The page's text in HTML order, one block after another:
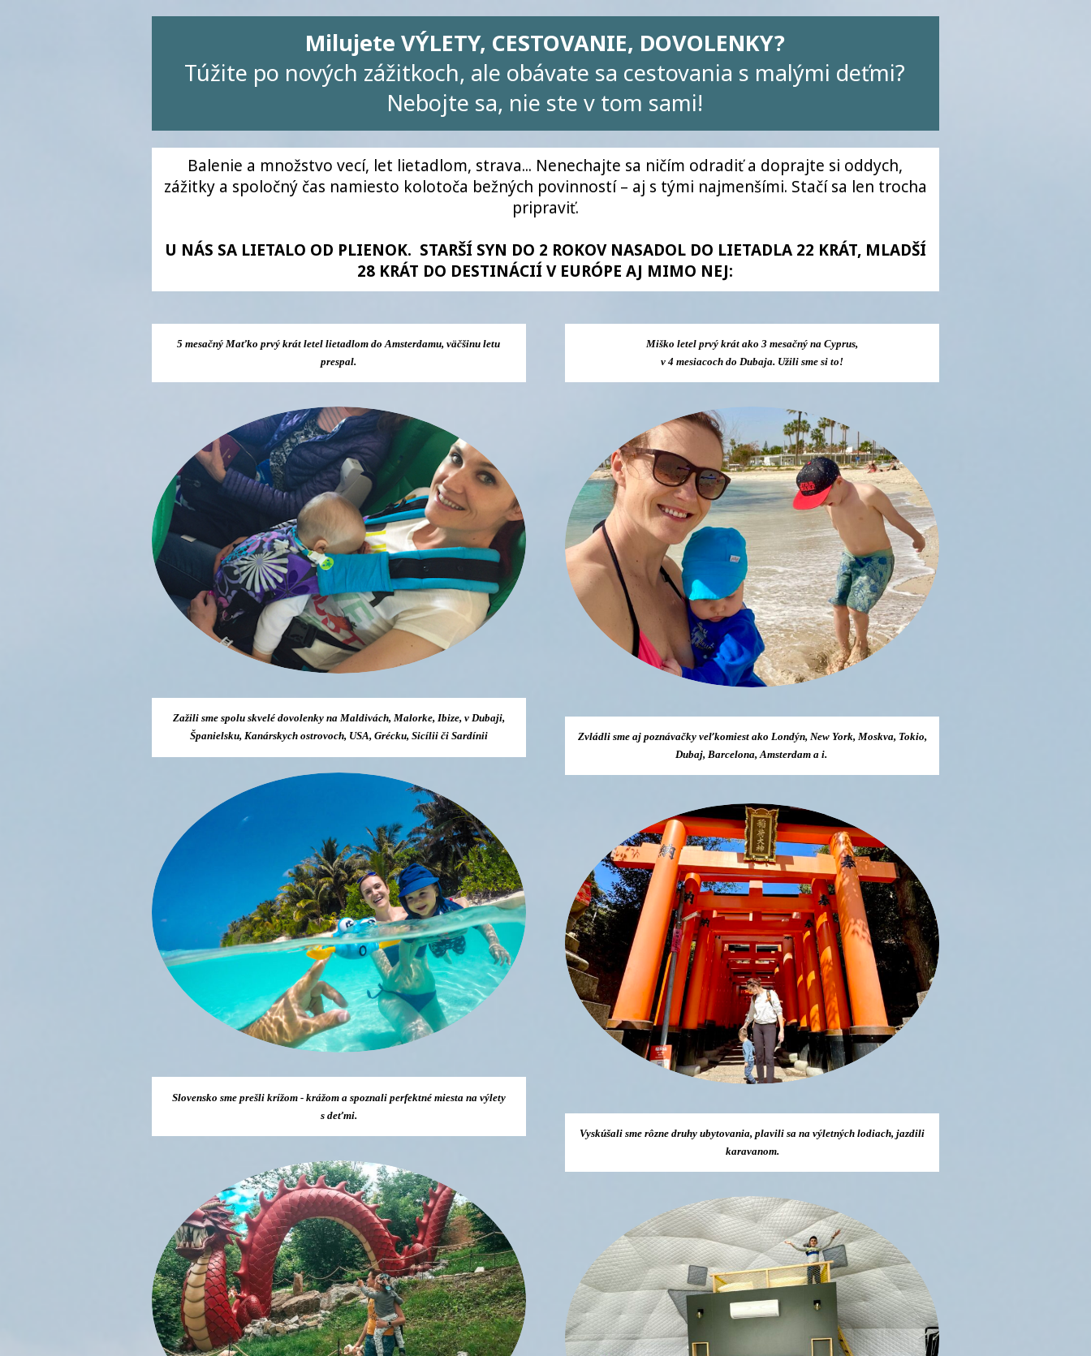
Milujete VÝLETY, CESTOVANIE, DOVOLENKY?
Túžite po nových zážitkoch, ale obávate sa cestovania s malými deťmi?
Nebojte sa, nie ste v tom sami!
Balenie a množstvo vecí, let lietadlom, strava... Nenechajte sa ničím odradiť a doprajte si oddych,
zážitky a spoločný čas namiesto kolotoča bežných povinností – aj s tými najmenšími. Stačí sa len trocha
pripraviť.
U NÁS SA LIETALO OD PLIENOK. STARŠÍ SYN DO 2 ROKOV NASADOL DO LIETADLA 22 KRÁT, MLADŠÍ
28 KRÁT DO DESTINÁCIÍ V EURÓPE AJ MIMO NEJ:
5 mesačný Maťko prvý krát letel lietadlom do Amsterdamu, väčšinu letu
prespal.
Zažili sme spolu skvelé dovolenky na Maldivách, Malorke, Ibize, v Dubaji,
Španielsku, Kanárskych ostrovoch, USA, Grécku, Sicílii či Sardínii
Slovensko sme prešli krížom - krážom a spoznali perfektné miesta na výlety
s deťmi.
Miško letel prvý krát ako 3 mesačný na Cyprus,
v 4 mesiacoch do Dubaja. Užili sme si to!
Zvládli sme aj poznávačky veľkomiest ako Londýn, New York, Moskva, Tokio,
Dubaj, Barcelona, Amsterdam a i.
Vyskúšali sme rôzne druhy ubytovania, plavili sa na výletných lodiach, jazdili
karavanom.